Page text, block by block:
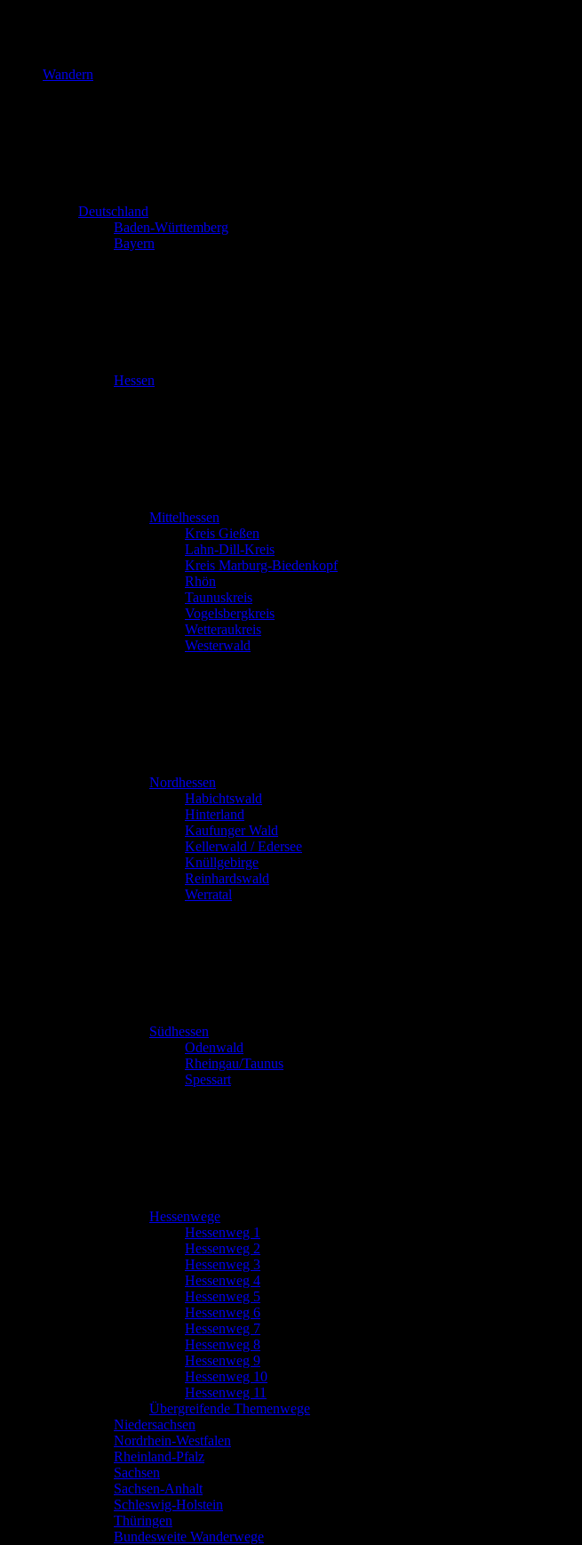
Wandern
Deutschland
Baden-Württemberg
Bayern
Hessen
Mittelhessen
Kreis Gießen
Lahn-Dill-Kreis
Kreis Marburg-Biedenkopf
Rhön
Taunuskreis
Vogelsbergkreis
Wetteraukreis
Westerwald
Nordhessen
Habichtswald
Hinterland
Kaufunger Wald
Kellerwald / Edersee
Knüllgebirge
Reinhardswald
Werratal
Südhessen
Odenwald
Rheingau/Taunus
Spessart
Hessenwege
Hessenweg 1
Hessenweg 2
Hessenweg 3
Hessenweg 4
Hessenweg 5
Hessenweg 6
Hessenweg 7
Hessenweg 8
Hessenweg 9
Hessenweg 10
Hessenweg 11
Übergreifende Themenwege
Niedersachsen
Nordrhein-Westfalen
Rheinland-Pfalz
Sachsen
Sachsen-Anhalt
Schleswig-Holstein
Thüringen
Bundesweite Wanderwege